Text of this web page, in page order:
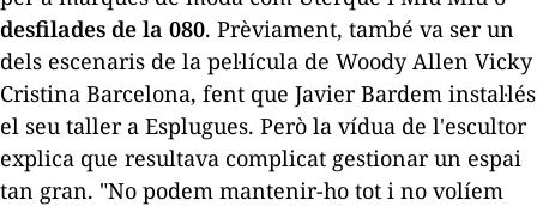
desfilades de la 080. Prèviament, també va ser un
dels escenaris de la pel·lícula de Woody Allen Vicky
Cristina Barcelona, fent que Javier Bardem instal·lés
el seu taller a Esplugues. Però la vídua de l'escultor
explica que resultava complicat gestionar un espai
tan gran. "No podem mantenir-ho tot i no volíem